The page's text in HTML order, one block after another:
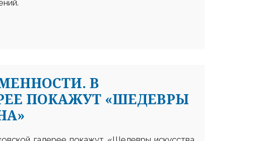
В
ПОКАЖУТ «ШЕДЕВРЫ